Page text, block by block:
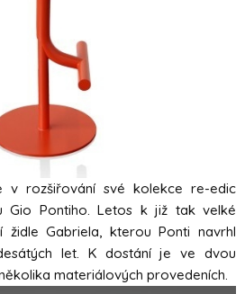
v rozšiřování své kolekce re-edic
Gio Pontiho. Letos k již tak velké
židle Gabriela, kterou Ponti navrhl
let. K dostání je ve dvou
materiálových provedeních.